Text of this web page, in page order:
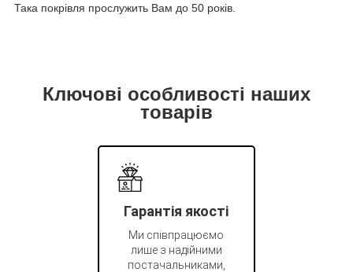
Така покрівля прослужить Вам до 50 років.
Ключові особливості наших
товарів
Гарантія якості
Ми співпрацюємо
лише з надійними
постачальниками,